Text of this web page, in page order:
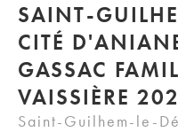
SAINT-
CITÉ
GASSAC
Saint-Guilhem-le-